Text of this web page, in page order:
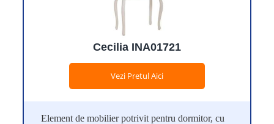
Cecilia INA01721
Vezi Pretul Aici
Element de mobilier potrivit pentru dormitor, cu